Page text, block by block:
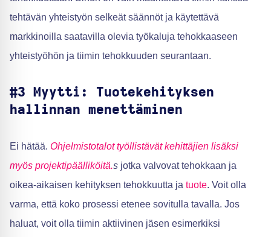
tehtävän yhteistyön selkeät säännöt ja käytettävä
markkinoilla saatavilla olevia työkaluja tehokkaaseen
yhteistyöhön ja tiimin tehokkuuden seurantaan.
#3 Myytti: Tuotekehityksen
hallinnan menettäminen
Ei hätää. Ohjelmistotalot työllistävät kehittäjien lisäksi
myös projektipäälliköitä.s jotka valvovat tehokkaan ja
oikea-aikaisen kehityksen tehokkuutta ja tuote. Voit olla
varma, että koko prosessi etenee sovitulla tavalla. Jos
haluat, voit olla tiimin aktiivinen jäsen esimerkiksi